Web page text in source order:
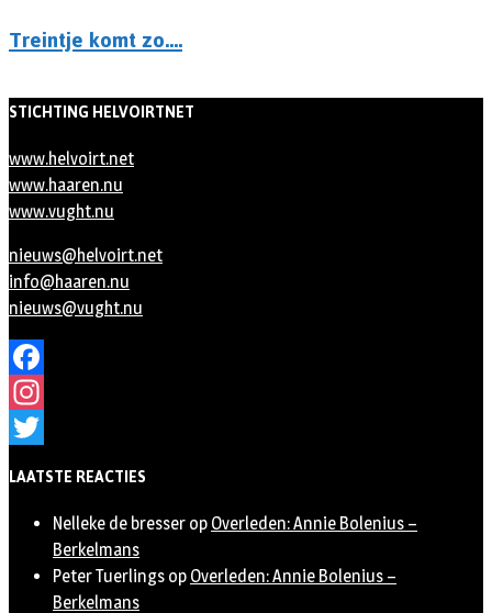
Treintje komt zo….
STICHTING HELVOIRTNET
www.helvoirt.net
www.haaren.nu
www.vught.nu
nieuws@helvoirt.net
info@haaren.nu
nieuws@vught.nu
Facebook
Instagram
LAATSTE REACTIES
Nelleke de bresser op Overleden: Annie Bolenius –
Berkelmans
Peter Tuerlings op Overleden: Annie Bolenius –
Berkelmans